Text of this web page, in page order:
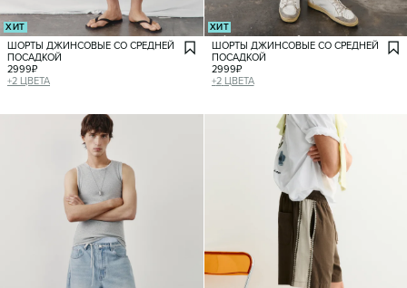
ХИТ
ШОРТЫ ДЖИНСОВЫЕ СО СРЕДНЕЙ
ПОСАДКОЙ
2999₽
+2 ЦВЕТА
ХИТ
ШОРТЫ ДЖИНСОВЫЕ СО СРЕДНЕЙ
ПОСАДКОЙ
2999₽
+2 ЦВЕТА